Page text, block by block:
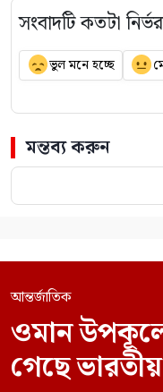
সংবাদটি কতটা
ভুল মনে হচ্ছে
মন্তব্য করুন
আন্তর্জাতিক
ওমান
গেছে